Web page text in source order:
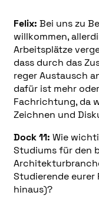
Felix: Bei uns zu
willkommen,
Arbeitsplätze
dass durch das
reger Austausch
dafür ist mehr
Fachrichtung, da
Zeichnen und
Dock 11: Wie
Studiums für den
Studierende
hinaus)?